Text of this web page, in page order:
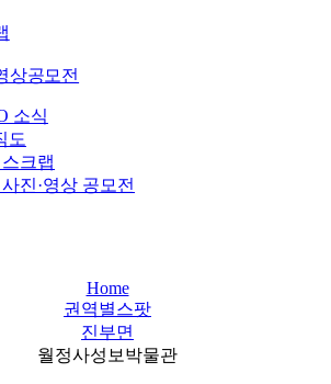
상공모전
소식
도
크랩
진·영상 공모전
Home
권역별스팟
진부면
월정사성보박물관